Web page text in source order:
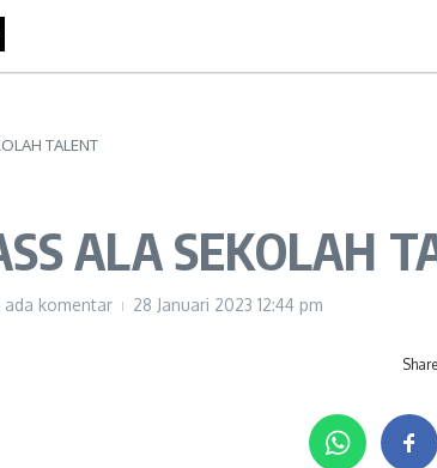
TALENT
ALA SEKOLAH
ada komentar 28 Januari 2023 12:44 pm